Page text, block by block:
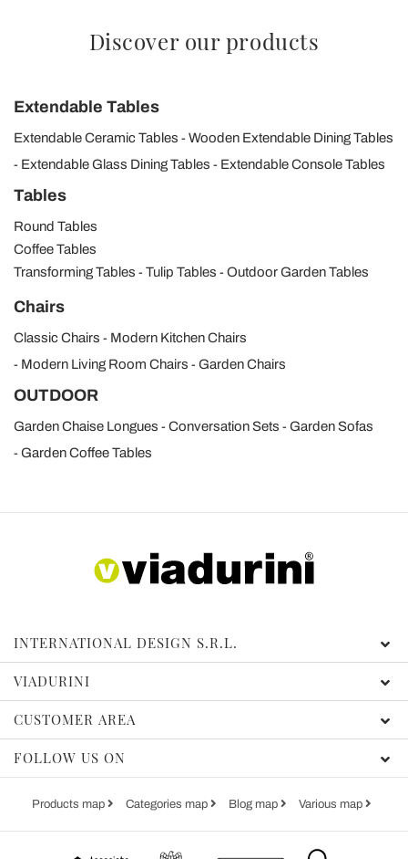
Discover our products
Extendable Tables
Extendable Ceramic Tables
Wooden Extendable Dining Tables
Extendable Glass Dining Tables
Extendable Console Tables
Tables
Round Tables
Coffee Tables
Transforming Tables
Tulip Tables Outdoor Garden Tables
Chairs
Classic Chairs
Modern Kitchen Chairs
Modern Living Room Chairs
Garden Chairs
OUTDOOR
Garden Chaise Longues Conversation Sets
Garden Sofas
Garden Coffee Tables
INTERNATIONAL DESIGN S.R.L.
VIADURINI
CUSTOMER AREA
FOLLOW US ON
Products map Categories map Blog map Various map